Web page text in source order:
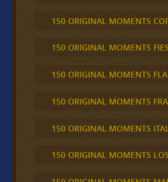
150 ORIGINAL MOMENTS
150 ORIGINAL MOMENTS
150 ORIGINAL MOMENTS
150 ORIGINAL MOMENTS
150 ORIGINAL MOMENTS
150 ORIGINAL MOMENTS